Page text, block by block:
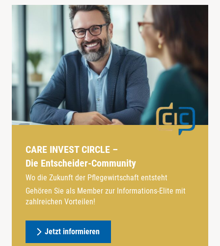
CARE INVEST CIRCLE –
Die Entscheider-Community
Wo die Zukunft der Pflegewirtschaft entsteht
Gehören Sie als Member zur Informations-Elite mit
zahlreichen Vorteilen!
Jetzt informieren